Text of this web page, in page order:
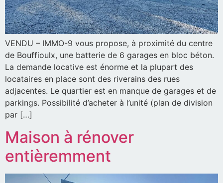
VENDU – IMMO-9 vous propose, à proximité du centre
de Bouffioulx, une batterie de 6 garages en bloc béton.
La demande locative est énorme et la plupart des
locataires en place sont des riverains des rues
adjacentes. Le quartier est en manque de garages et de
parkings. Possibilité d’acheter à l’unité (plan de division
par […]
Maison à rénover
entièremment